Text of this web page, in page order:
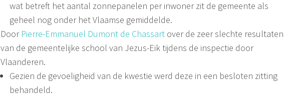
wat betreft het aantal zonnepanelen per inwoner zit de gemeente als
geheel nog onder het Vlaamse gemiddelde.
Door Pierre-Emmanuel Dumont de Chassartover de zeer slechte resultaten
van de gemeentelijke school van Jezus-Eik tijdens de inspectie door
Vlaanderen.
Gezien de gevoeligheid van de kwestie werd deze in een besloten zitting
behandeld.